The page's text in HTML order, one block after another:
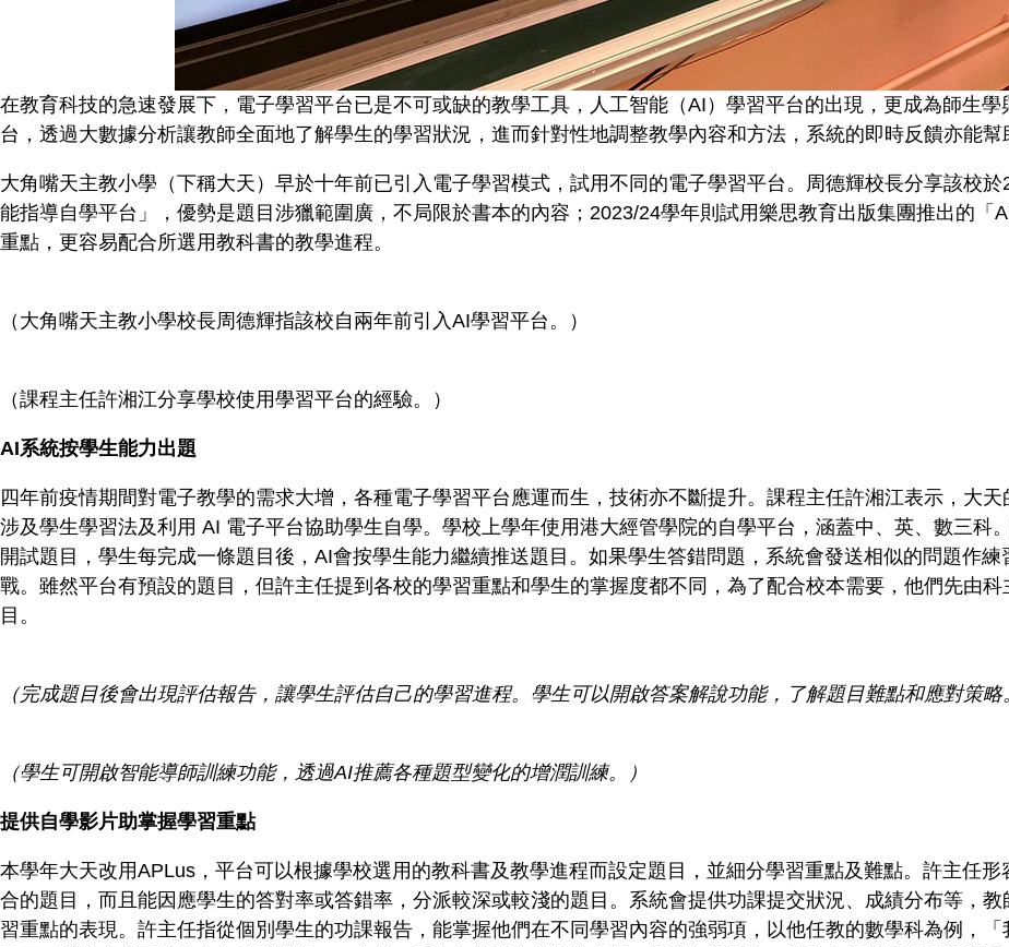
在教育科技的急速發展下，電子學習平台已是不可或缺的教學工具，人工智能（AI）學習平台的出現，更成為師生
台，透過大數據分析讓教師全面地了解學生的學習狀況，進而針對性地調整教學內容和方法，系統的即時反饋亦能幫
大角嘴天主教小學（下稱大天）早於十年前已引入電子學習模式，試用不同的電子學習平台。周德輝校長分享該校
能指導自學平台」，優勢是題目涉獵範圍廣，不局限於書本的內容；2023/24學年則試用樂思教育出版集團推出的
重點，更容易配合所選用教科書的教學進程。
（大角嘴天主教小學校長周德輝指該校自兩年前引入AI學習平台。）
（課程主任許湘江分享學校使用學習平台的經驗。）
AI系統按學生能力出題
四年前疫情期間對電子教學的需求大增，各種電子學習平台應運而生，技術亦不斷提升。課程主任許湘江表示，大
涉及學生學習法及利用 AI 電子平台協助學生自學。學校上學年使用港大經管學院的自學平台，涵蓋中、英、數三科
開試題目，學生每完成一條題目後，AI會按學生能力繼續推送題目。如果學生答錯問題，系統會發送相似的問題作
戰。雖然平台有預設的題目，但許主任提到各校的學習重點和學生的掌握度都不同，為了配合校本需要，他們先由
目。
（完成題目後會出現評估報告，讓學生評估自己的學習進程。學生可以開啟答案解說功能，了解題目難點和應對策略
（學生可開啟智能導師訓練功能，透過AI推薦各種題型變化的增潤訓練。）
提供自學影片助掌握學習重點
本學年大天改用APLus，平台可以根據學校選用的教科書及教學進程而設定題目，並細分學習重點及難點。許主任
合的題目，而且能因應學生的答對率或答錯率，分派較深或較淺的題目。系統會提供功課提交狀況、成績分布等，
習重點的表現。許主任指從個別學生的功課報告，能掌握他們在不同學習內容的強弱項，以他任教的數學科為例，